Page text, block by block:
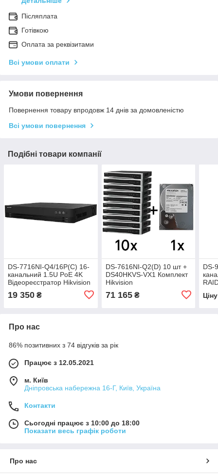
Післяплата
Готівкою
Оплата за реквізитами
Всі умови оплати
Умови повернення
Повернення товару впродовж 14 днів за домовленістю
Всі умови повернення
Подібні товари компанії
DS-7716NI-Q4/16P(C) 16-
канальний 1.5U PoE 4K
Відеореєстратор Hikvision
19 350 ₴
DS-7616NI-Q2(D) 10 шт +
DS40HKVS-VX1 Комплект
Hikvision
71 165₴
DS-
Про нас
86% позитивних з 74 відгуків за рік
Працює з 12.05.2021
м. Київ
Дніпровська набережна 16-Г, Київ, Україна
Контакти
Сьогодні працює з 10:00 до 18:00
Показати весь графік роботи
Про нас